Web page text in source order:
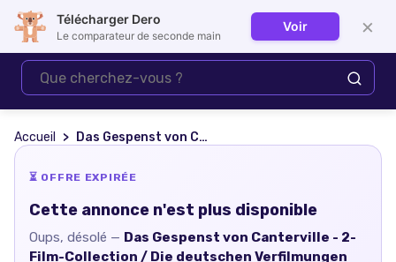
Se connecter
Accueil Das Gespenst von Canterville - 2-Film-Collection / Die deutschen Verfilmungen aus den 60igern (Pidax Film-Klassiker)
⏳ OFFRE EXPIRÉE
Cette annonce n'est plus disponible
Oups, désolé — Das Gespenst von Canterville - 2-
Film-Collection / Die deutschen Verfilmungen
Télécharger Dero
Le comparateur de seconde main
Voir ×